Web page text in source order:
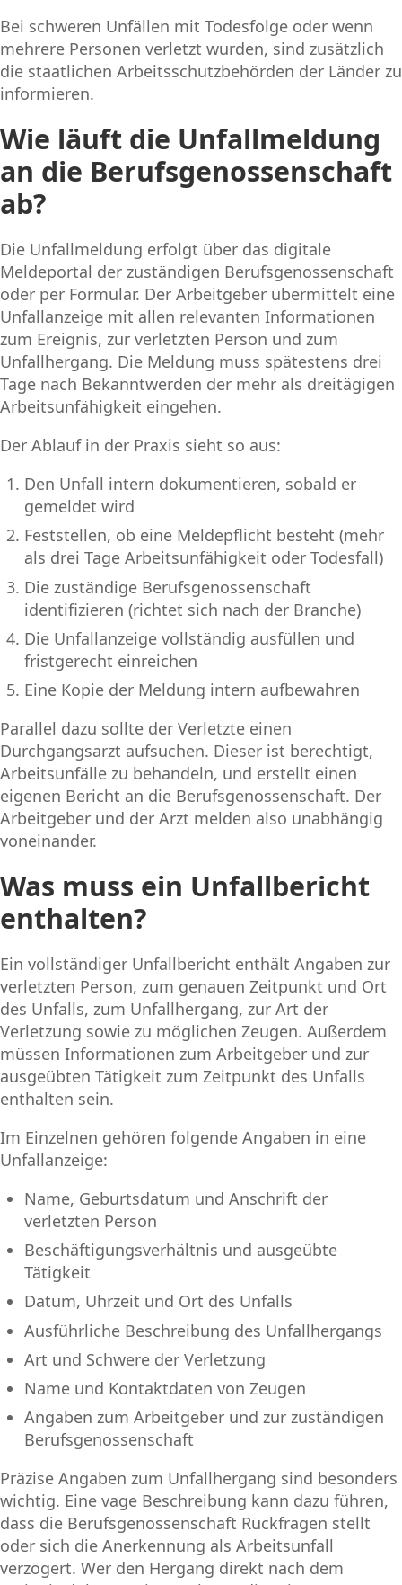
Bei schweren Unfällen mit Todesfolge oder wenn
mehrere Personen verletzt wurden, sind zusätzlich
die staatlichen Arbeitsschutzbehörden der Länder zu
informieren.
Wie läuft die Unfallmeldung
an die Berufsgenossenschaft
ab?
Die Unfallmeldung erfolgt über das digitale
Meldeportal der zuständigen Berufsgenossenschaft
oder per Formular. Der Arbeitgeber übermittelt eine
Unfallanzeige mit allen relevanten Informationen
zum Ereignis, zur verletzten Person und zum
Unfallhergang. Die Meldung muss spätestens drei
Tage nach Bekanntwerden der mehr als dreitägigen
Arbeitsunfähigkeit eingehen.
Der Ablauf in der Praxis sieht so aus:
Den Unfall intern dokumentieren, sobald er
gemeldet wird
Feststellen, ob eine Meldepflicht besteht (mehr
als drei Tage Arbeitsunfähigkeit oder Todesfall)
Die zuständige Berufsgenossenschaft
identifizieren (richtet sich nach der Branche)
Die Unfallanzeige vollständig ausfüllen und
fristgerecht einreichen
Eine Kopie der Meldung intern aufbewahren
Parallel dazu sollte der Verletzte einen
Durchgangsarzt aufsuchen. Dieser ist berechtigt,
Arbeitsunfälle zu behandeln, und erstellt einen
eigenen Bericht an die Berufsgenossenschaft. Der
Arbeitgeber und der Arzt melden also unabhängig
voneinander.
Was muss ein Unfallbericht
enthalten?
Ein vollständiger Unfallbericht enthält Angaben zur
verletzten Person, zum genauen Zeitpunkt und Ort
des Unfalls, zum Unfallhergang, zur Art der
Verletzung sowie zu möglichen Zeugen. Außerdem
müssen Informationen zum Arbeitgeber und zur
ausgeübten Tätigkeit zum Zeitpunkt des Unfalls
enthalten sein.
Im Einzelnen gehören folgende Angaben in eine
Unfallanzeige:
Name, Geburtsdatum und Anschrift der
verletzten Person
Beschäftigungsverhältnis und ausgeübte
Tätigkeit
Datum, Uhrzeit und Ort des Unfalls
Ausführliche Beschreibung des Unfallhergangs
Art und Schwere der Verletzung
Name und Kontaktdaten von Zeugen
Angaben zum Arbeitgeber und zur zuständigen
Berufsgenossenschaft
Präzise Angaben zum Unfallhergang sind besonders
wichtig. Eine vage Beschreibung kann dazu führen,
dass die Berufsgenossenschaft Rückfragen stellt
oder sich die Anerkennung als Arbeitsunfall
verzögert. Wer den Hergang direkt nach dem